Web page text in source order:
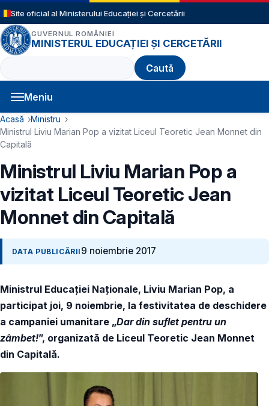
Sari la conținutul principal
Site oficial al Ministerului Educației și Cercetării
GUVERNUL ROMÂNIEI
MINISTERUL EDUCAȚIEI ȘI CERCETĂRII
Caută
Meniu
Navigație principală
Cale de navigare
Acasă
Ministru
Ministrul Liviu Marian Pop a vizitat Liceul Teoretic Jean Monnet din
Capitală
Ministrul Liviu Marian Pop a
vizitat Liceul Teoretic Jean
Monnet din Capitală
DATA PUBLICĂRII 9 noiembrie 2017
Ministrul Educației Naționale, Liviu Marian Pop, a
participat joi, 9 noiembrie, la festivitatea de deschidere
a campaniei umanitare „Dar din suflet pentru un
zâmbet!”, organizată de Liceul Teoretic Jean Monnet
din Capitală.